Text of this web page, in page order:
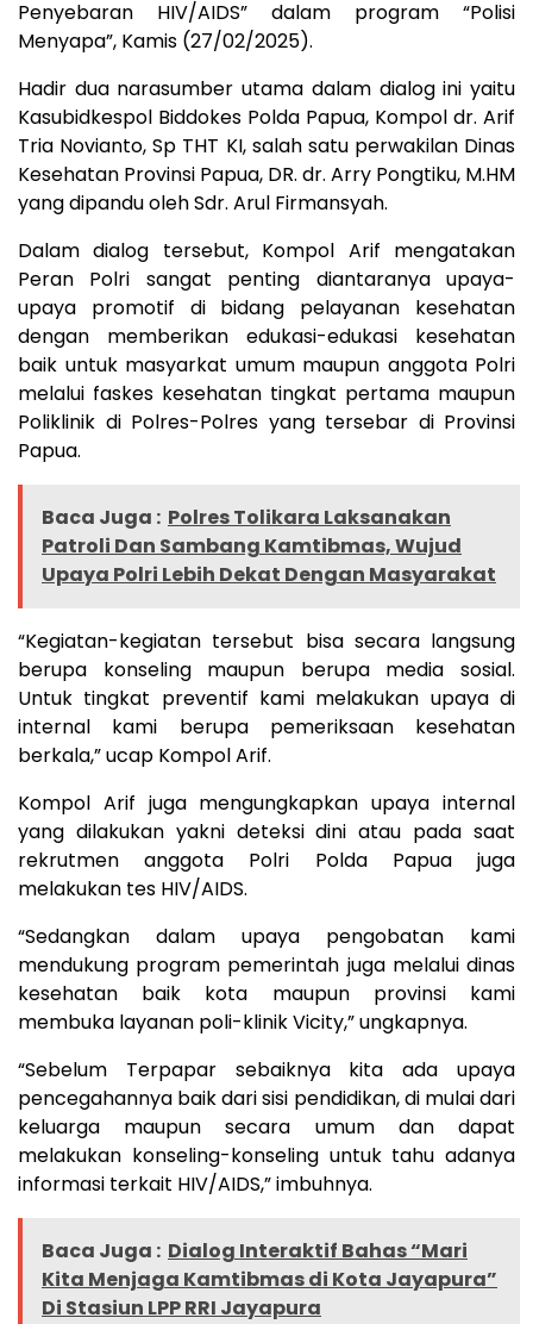
Penyebaran HIV/AIDS” dalam program “Polisi
Menyapa”, Kamis (27/02/2025).
Hadir dua narasumber utama dalam dialog ini yaitu
Kasubidkespol Biddokes Polda Papua, Kompol dr. Arif
Tria Novianto, Sp THT KI, salah satu perwakilan Dinas
Kesehatan Provinsi Papua, DR. dr. Arry Pongtiku, M.HM
yang dipandu oleh Sdr. Arul Firmansyah.
Dalam dialog tersebut, Kompol Arif mengatakan
Peran Polri sangat penting diantaranya upaya-
upaya promotif di bidang pelayanan kesehatan
dengan memberikan edukasi-edukasi kesehatan
baik untuk masyarkat umum maupun anggota Polri
melalui faskes kesehatan tingkat pertama maupun
Poliklinik di Polres-Polres yang tersebar di Provinsi
Papua.
Baca Juga : Polres Tolikara Laksanakan
Patroli Dan Sambang Kamtibmas, Wujud
Upaya Polri Lebih Dekat Dengan Masyarakat
“Kegiatan-kegiatan tersebut bisa secara langsung
berupa konseling maupun berupa media sosial.
Untuk tingkat preventif kami melakukan upaya di
internal kami berupa pemeriksaan kesehatan
berkala,” ucap Kompol Arif.
Kompol Arif juga mengungkapkan upaya internal
yang dilakukan yakni deteksi dini atau pada saat
rekrutmen anggota Polri Polda Papua juga
melakukan tes HIV/AIDS.
“Sedangkan dalam upaya pengobatan kami
mendukung program pemerintah juga melalui dinas
kesehatan baik kota maupun provinsi kami
membuka layanan poli-klinik Vicity,” ungkapnya.
“Sebelum Terpapar sebaiknya kita ada upaya
pencegahannya baik dari sisi pendidikan, di mulai dari
keluarga maupun secara umum dan dapat
melakukan konseling-konseling untuk tahu adanya
informasi terkait HIV/AIDS,” imbuhnya.
Baca Juga : Dialog Interaktif Bahas “Mari
Kita Menjaga Kamtibmas di Kota Jayapura”
Di Stasiun LPP RRI Jayapura